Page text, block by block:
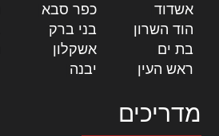
אשדוד
כפר סבא
הוד השרון
בני ברק
בת ים
אשקלון
ראש העין
יבנה
מדריכים